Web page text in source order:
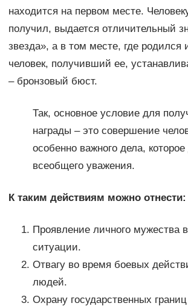
находится на первом месте.
получил, выдается отличительный
звезда», а в том месте, где родился
человек, получивший ее,
– бронзовый бюст.
Так, основное условие для
награды – это совершение
особенно важного дела,
всеобщего уважения.
К таким действиям можно отнести:
Проявление личного мужества
ситуации.
Отвагу во время боевых
людей.
Охрану государственных